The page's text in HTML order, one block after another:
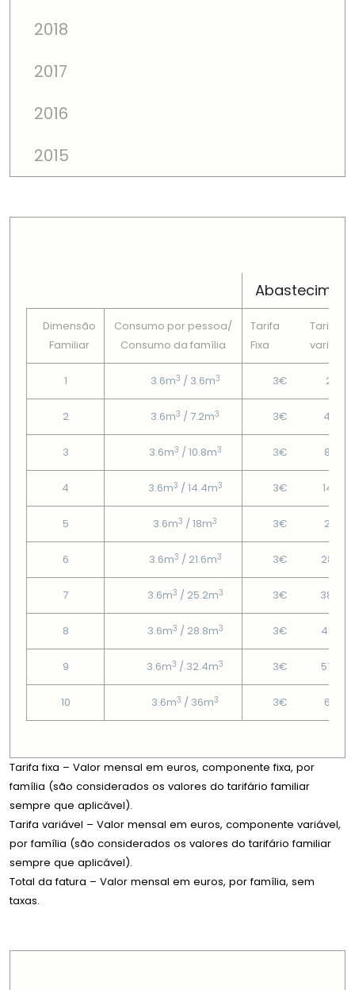
2018
2017
2016
2015
Dimensão
Familiar
Consumo por pessoa/
Consumo da famí­lia
Tarifa
Fixa
Tarifa
variável
1 3.6m3 / 3.6m3 3€ 2.16€
2 3.6m3 / 7.2m3 3€ 4.98€
3 3.6m3 / 10.8m3 3€ 8.82€
4 3.6m3 / 14.4m3 3€ 14.76€
5 3.6m3 / 18m3 3€ 20.7€
6 3.6m3 / 21.6m3 3€
7 3.6m3 / 25.2m3 3€
8 3.6m3 / 28.8m3 3€
9 3.6m3 / 32.4m3 3€
10 3.6m3 / 36m3 3€ 67.2€
Tarifa fixa – Valor mensal em euros, componente fixa, por
família (são considerados os valores do tarifário familiar
sempre que aplicável).
Tarifa variável – Valor mensal em euros, componente variável,
por família (são considerados os valores do tarifário familiar
sempre que aplicável).
Total da fatura – Valor mensal em euros, por família, sem
taxas.